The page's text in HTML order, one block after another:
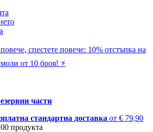
спестете повече: 10% отстъпка на
от 10 броя! ⚡️
части
стандартна доставка от € 79,90
продукта